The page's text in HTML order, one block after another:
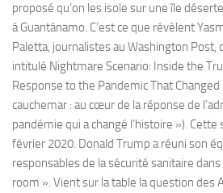
proposé qu’on les isole sur une île
à Guantánamo. C’est ce que révèlent
Paletta, journalistes au Washington Post,
intitulé Nightmare Scenario: Inside the
Response to the Pandemic That
cauchemar : au cœur de la réponse de
pandémie qui a changé l’histoire »).
février 2020. Donald Trump a réuni son
responsables de la sécurité sanitaire
room ». Vient sur la table la question des